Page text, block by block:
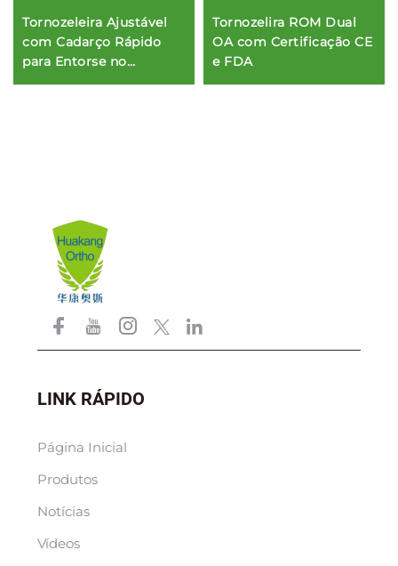
Tornozeleira Ajustável
com Cadarço Rápido
para Entorse no
Tornozelo
Tornozelira ROM Dual
OA com Certificação CE
e FDA
LINK RÁPIDO
Página Inicial
Produtos
Notícias
Vídeos